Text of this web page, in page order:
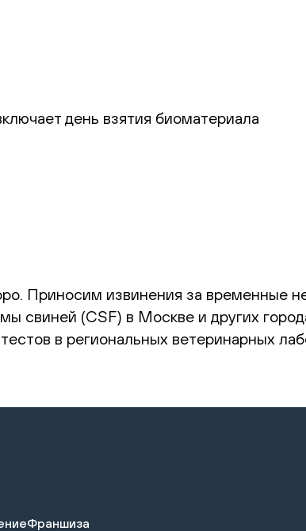
день взятия биоматериала
Приносим извинения за временные
свиней (CSF) в Москве и других
в региональных ветеринарных
Франшиза